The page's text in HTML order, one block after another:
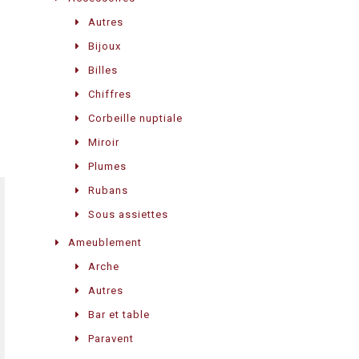
Autres
Bijoux
Billes
Chiffres
Corbeille nuptiale
Miroir
Plumes
Rubans
Sous assiettes
Ameublement
Arche
Autres
Bar et table
Paravent